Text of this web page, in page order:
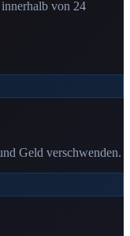
von 24
Geld verschwenden.